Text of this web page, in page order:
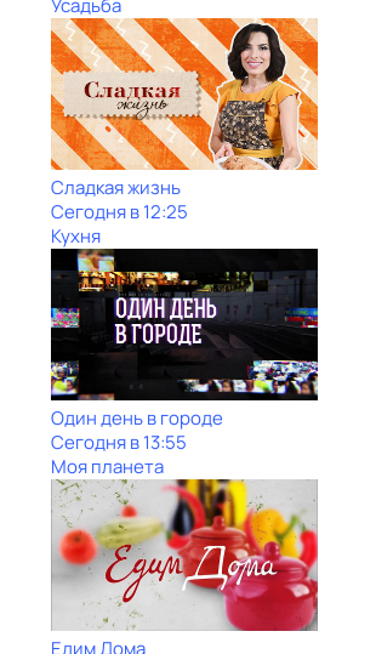
Усадьба
Сладкая жизнь
Сегодня в 12:25
Кухня
Один день в городе
Сегодня в 13:55
Моя планета
Едим Дома